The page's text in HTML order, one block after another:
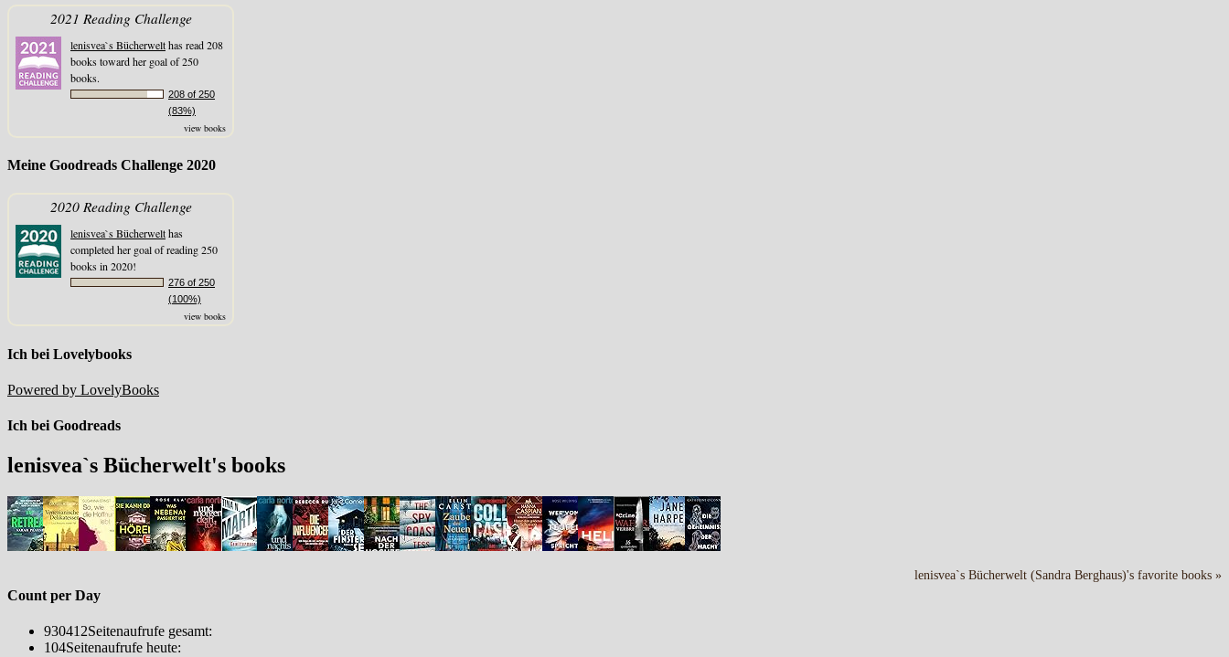
2021 Reading Challenge
lenisvea`s Bücherwelthas read 208
books toward her goal of 250
books.
208 of 250
(83%)
view books
Meine Goodreads Challenge 2020
2020 Reading Challenge
lenisvea`s Bücherwelthas
completed her goal of reading 250
books in 2020!
276 of 250
(100%)
view books
Ich bei Lovelybooks
Powered by LovelyBooks
Ich bei Goodreads
lenisvea`s Bücherwelt's books
lenisvea`s Bücherwelt (Sandra Berghaus)'s favorite books »
Count per Day
930412Seitenaufrufe gesamt:
104Seitenaufrufe heute: